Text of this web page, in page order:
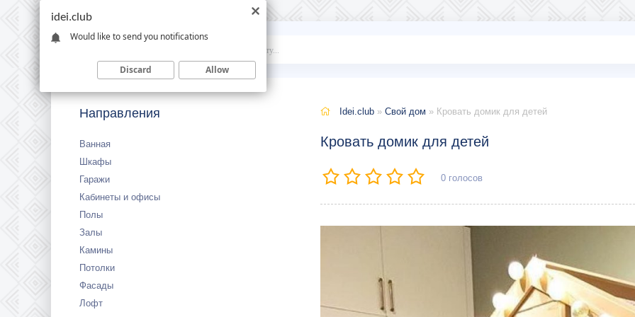
Idei
Направления
Ванная
Шкафы
Гаражи
Кабинеты и офисы
Полы
Залы
Камины
Потолки
Фасады
Лофт
Idei.club » Свой дом » Кровать домик для детей
Кровать домик для детей
0 голосов
idei.club
Would like to send you notifications
Discard Allow